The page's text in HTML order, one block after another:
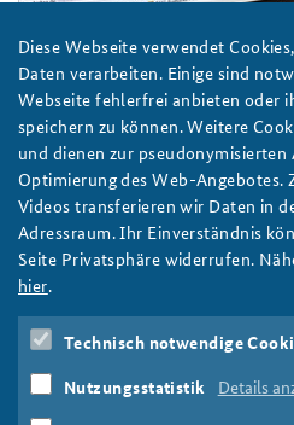
Foto: BAKS
Round-Table: Neue
Bei der zehnten Round-Table-
Behörden und Wirtschaft in
weiter
Zusammenarbeit von
Terrorismus,Cyber Security,
Diese Webseite verwendet
Daten verarbeiten. Einige sind
Webseite fehlerfrei anbieten oder
speichern zu können. Weitere
und dienen zur
Optimierung des Web-Angebotes.
Videos transferieren wir Daten in
Adressraum. Ihr Einverständnis
Seite Privatsphäre widerrufen.
hier.
Technisch notwendige
Nutzungsstatistik Details